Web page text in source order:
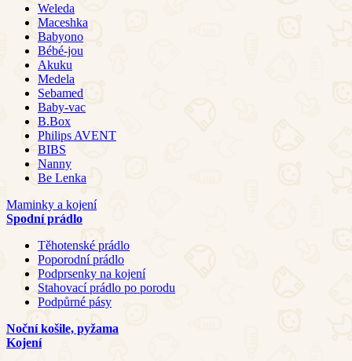
Weleda
Maceshka
Babyono
Bébé-jou
Akuku
Medela
Sebamed
Baby-vac
B.Box
Philips AVENT
BIBS
Nanny
Be Lenka
Maminky a kojení
Spodní prádlo
Těhotenské prádlo
Poporodní prádlo
Podprsenky na kojení
Stahovací prádlo po porodu
Podpůrné pásy
Noční košile, pyžama
Kojení